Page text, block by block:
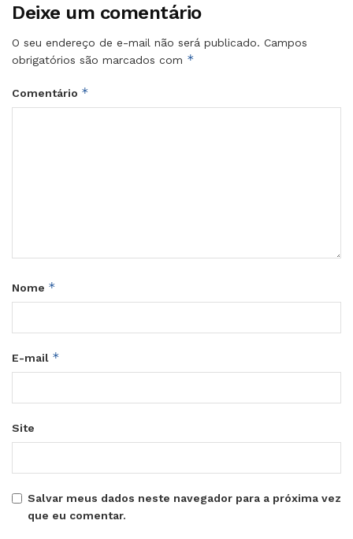
Deixe um comentário
O seu endereço de e-mail não será publicado. Campos
obrigatórios são marcados com *
Comentário *
Nome *
E-mail *
Site
Salvar meus dados neste navegador para a próxima vez
que eu comentar.